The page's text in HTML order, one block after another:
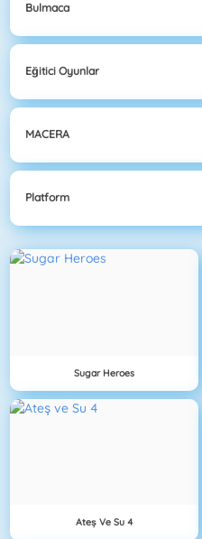
Bulmaca
Eğitici Oyunlar
MACERA
Platform
Sugar Heroes
Ateş Ve Su 4